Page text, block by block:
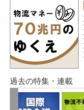
過去の特集・連載